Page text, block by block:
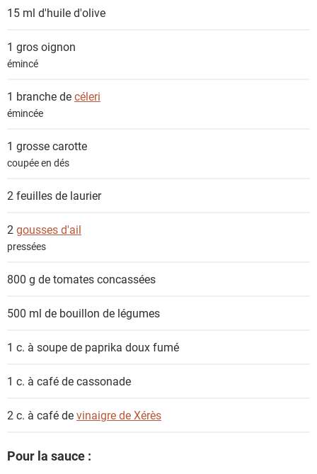
t
s
15 ml d'huile d'olive
1 grosoignon
émincé
1 branche decéleri
émincée
1 grossecarotte
coupée en dés
2 feuilles de laurier
2 gousses d'ail
pressées
800 g detomates concassées
500 ml de bouillon de légumes
1 c. à soupe de paprika doux fumé
1 c. à café decassonade
2 c. à café devinaigre de Xérès
Pour la sauce :